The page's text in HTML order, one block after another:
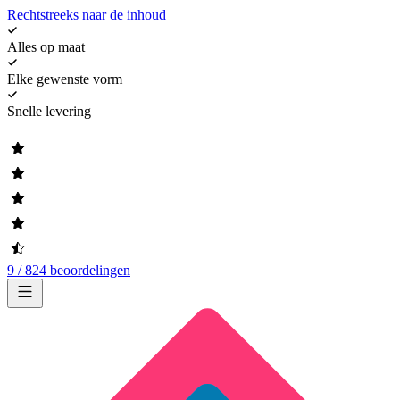
Rechtstreeks naar de inhoud
Alles op maat
Elke gewenste vorm
Snelle levering
9 / 824 beoordelingen